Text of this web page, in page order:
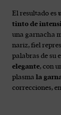
El resultado es
tinto de
una garnacha
nariz, fiel
palabras de su
elegante, con
plasma la
correcciones,